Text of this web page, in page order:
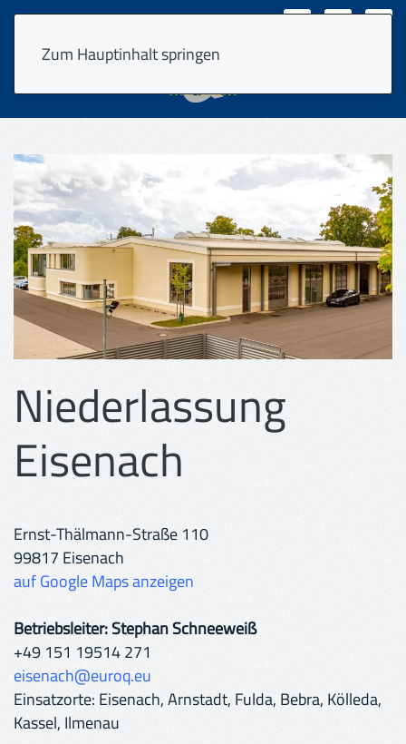
Zum Hauptinhalt springen
VPS Login
Niederlassung
Eisenach
Ernst-Thälmann-Straße 110
99817 Eisenach
auf Google Maps anzeigen
Betriebsleiter: Stephan Schneeweiß
+49 151 19514 271
eisenach@euroq.eu
Einsatzorte: Eisenach, Arnstadt, Fulda, Bebra, Kölleda,
Kassel, Ilmenau